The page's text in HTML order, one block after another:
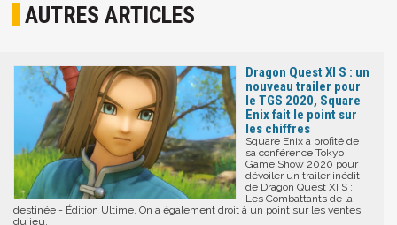
AUTRES ARTICLES
Dragon Quest XI S : un
nouveau trailer pour
le TGS 2020, Square
Enix fait le point sur
les chiffres
Square Enix a profité de
sa conférence Tokyo
Game Show 2020 pour
dévoiler un trailer inédit
de Dragon Quest XI S :
Les Combattants de la
destinée - Édition Ultime. On a également droit à un point sur les ventes
du jeu.